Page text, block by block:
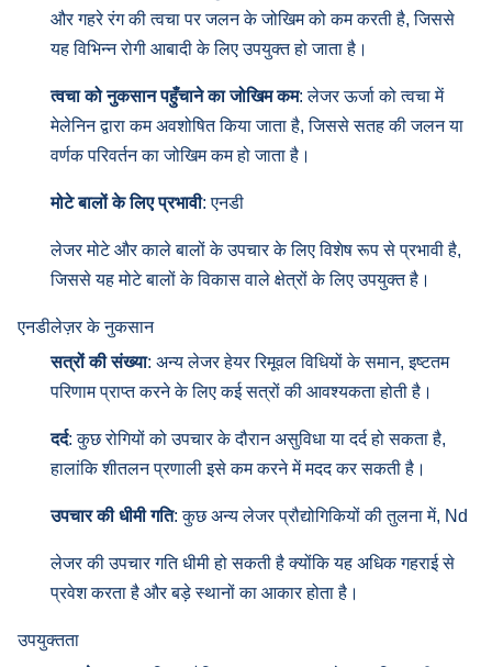
और गहरे रंग की त्वचा पर जलन के जोखिम को कम करती है, जिससे
यह विभिन्न रोगी आबादी के लिए उपयुक्त हो जाता है।
त्वचा को नुकसान पहुँचाने का जोखिम कम: लेजर ऊर्जा को त्वचा में
मेलेनिन द्वारा कम अवशोषित किया जाता है, जिससे सतह की जलन या
वर्णक परिवर्तन का जोखिम कम हो जाता है।
मोटे बालों के लिए प्रभावी: एनडी
लेजर मोटे और काले बालों के उपचार के लिए विशेष रूप से प्रभावी है,
जिससे यह मोटे बालों के विकास वाले क्षेत्रों के लिए उपयुक्त है।
एनडीलेज़र के नुकसान
सत्रों की संख्या: अन्य लेजर हेयर रिमूवल विधियों के समान, इष्टतम
परिणाम प्राप्त करने के लिए कई सत्रों की आवश्यकता होती है।
दर्द: कुछ रोगियों को उपचार के दौरान असुविधा या दर्द हो सकता है,
हालांकि शीतलन प्रणाली इसे कम करने में मदद कर सकती है।
उपचार की धीमी गति: कुछ अन्य लेजर प्रौद्योगिकियों की तुलना में, Nd
लेजर की उपचार गति धीमी हो सकती है क्योंकि यह अधिक गहराई से
प्रवेश करता है और बड़े स्थानों का आकार होता है।
उपयुक्तता